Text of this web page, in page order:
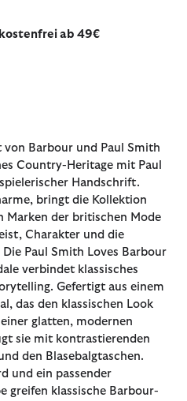
ab 49€
Barbour und Paul Smith
Country-Heritage mit Paul
Handschrift.
bringt die Kollektion
Marken der britischen Mode
Charakter und die
Paul Smith Loves Barbour
verbindet klassisches
Gefertigt aus einem
das den klassischen Look
glatten, modernen
sie mit kontrastierenden
den Blasebalgtaschen.
und ein passender
greifen klassische Barbour-